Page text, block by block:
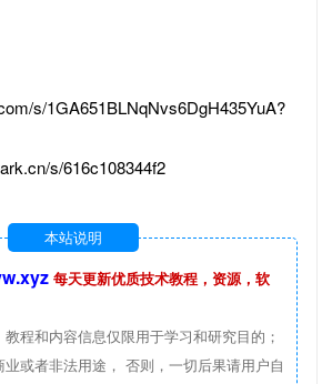
s/1GA651BLNqNvs6DgH435YuA?
s/616c108344f2
本站说明
每天更新优质技术教程，资源，软
程和内容信息仅限用于学习和研究目的；
或者非法用途， 否则，一切后果请用户自